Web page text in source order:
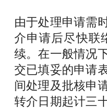
由于处理申请需
介申请后尽快联
续。在一般情况
交已填妥的申请
间处理及批核申
转介日期起计三